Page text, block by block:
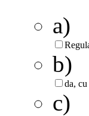
a)
b)
da,
c)